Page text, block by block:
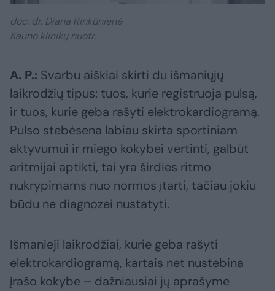
doc. dr. Diana Rinkūnienė
Kauno klinikų nuotr.
A. P.: Svarbu aiškiai skirti du išmaniųjų
laikrodžių tipus: tuos, kurie registruoja pulsą,
ir tuos, kurie geba rašyti elektrokardiogramą.
Pulso stebėsena labiau skirta sportiniam
aktyvumui ir miego kokybei vertinti, galbūt
aritmijai aptikti, tai yra širdies ritmo
nukrypimams nuo normos įtarti, tačiau jokiu
būdu ne diagnozei nustatyti.
Išmanieji laikrodžiai, kurie geba rašyti
elektrokardiogramą, kartais net nustebina
įrašo kokybe – dažniausiai jų aprašyme